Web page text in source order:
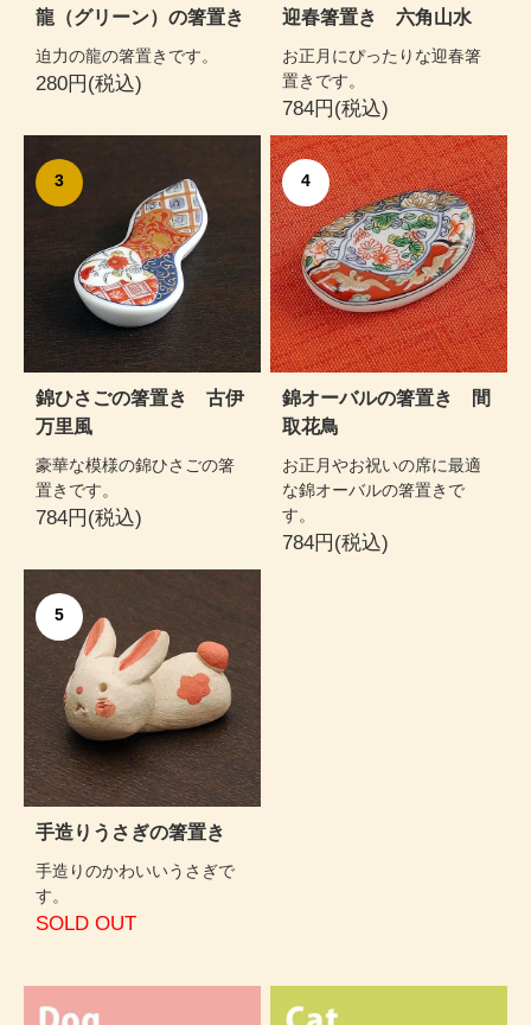
龍（グリーン）の箸置き
迫力の龍の箸置きです。
280円(税込)
迎春箸置き 六角山水
お正月にぴったりな迎春箸
置きです。
784円(税込)
3
錦ひさごの箸置き 古伊
万里風
豪華な模様の錦ひさごの箸
置きです。
784円(税込)
4
錦オーバルの箸置き 間
取花鳥
お正月やお祝いの席に最適
な錦オーバルの箸置きで
す。
784円(税込)
5
手造りうさぎの箸置き
手造りのかわいいうさぎで
す。
SOLD OUT